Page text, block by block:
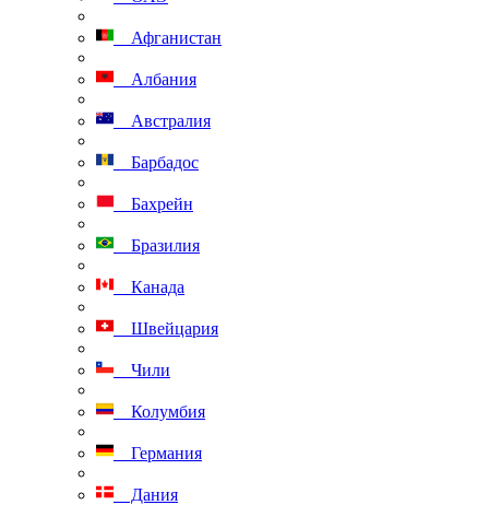
Афганистан
Албания
Австралия
Барбадос
Бахрейн
Бразилия
Канада
Швейцария
Чили
Колумбия
Германия
Дания